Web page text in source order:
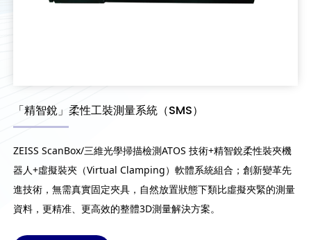
「精智銳」柔性工裝測量系統（SMS）
ZEISS ScanBox/三維光學掃描檢測ATOS 技術+精智銳柔性裝夾機
器人+虛擬裝夾（Virtual Clamping）軟體系統組合；創新變革先
進技術，無需真實固定夾具，自然放置狀態下類比虛擬夾緊的測量
資料，更精准、更高效的整體3D測量解決方案。